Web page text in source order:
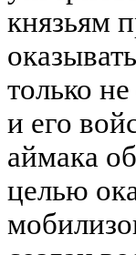
князьям
только
и его
аймака
целью